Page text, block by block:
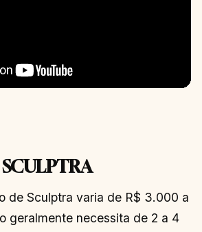
de Sculptra varia de R$ 3.000 a
geralmente necessita de 2 a 4